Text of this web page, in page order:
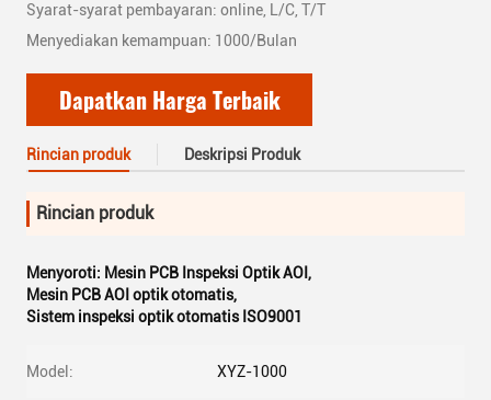
Syarat-syarat pembayaran: online, L/C, T/T
Menyediakan kemampuan: 1000/Bulan
Dapatkan Harga Terbaik
Rincian produk Deskripsi Produk
Rincian produk
Menyoroti: Mesin PCB Inspeksi Optik AOI ,
Mesin PCB AOI optik otomatis,
Sistem inspeksi optik otomatis ISO9001
Model: XYZ-1000